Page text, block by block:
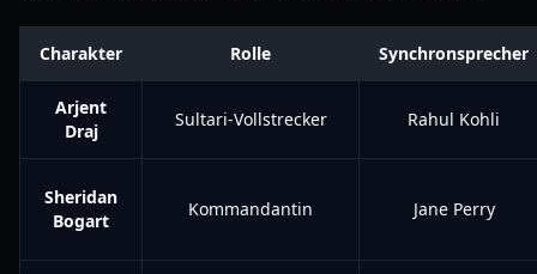
Charakter Rolle Synchronsprecher
Arjent
Draj
Sultari-Vollstrecker Rahul Kohli
Sheridan
Bogart
Kommandantin Jane Perry